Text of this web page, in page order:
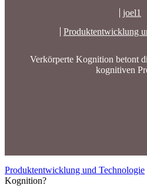
joel1
Produktentwicklung
Verkörperte Kognition betont
kognitiven
Produktentwicklung und Technologie
Kognition?